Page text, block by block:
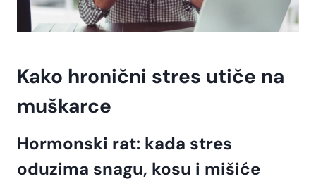
Kako hronični stres utiče na
muškarce
Hormonski rat: kada stres
oduzima snagu, kosu i mišiće